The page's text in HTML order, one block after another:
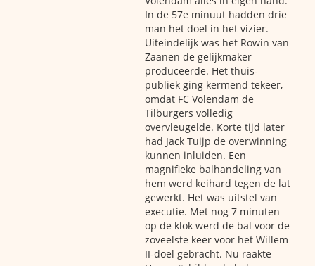
In de 57e minuut hadden drie
man het doel in het vizier.
Uiteindelijk was het Rowin van
Zaanen de gelijkmaker
produceerde. Het thuis-
publiek ging kermend tekeer,
omdat FC Volendam de
Tilburgers volledig
overvleugelde. Korte tijd later
had Jack Tuijp de overwinning
kunnen inluiden. Een
magnifieke balhandeling van
hem werd keihard tegen de lat
gewerkt. Het was uitstel van
executie. Met nog 7 minuten
op de klok werd de bal voor de
zoveelste keer voor het Willem
II-doel gebracht. Nu raakte